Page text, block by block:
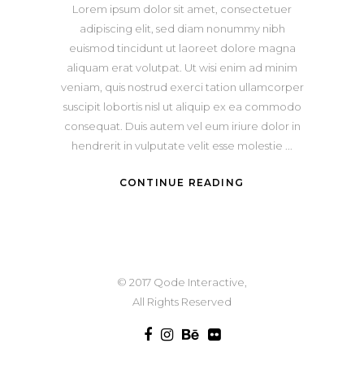
Lorem ipsum dolor sit amet, consectetuer
adipiscing elit, sed diam nonummy nibh
euismod tincidunt ut laoreet dolore magna
aliquam erat volutpat. Ut wisi enim ad minim
veniam, quis nostrud exerci tation ullamcorper
suscipit lobortis nisl ut aliquip ex ea commodo
consequat. Duis autem vel eum iriure dolor in
hendrerit in vulputate velit esse molestie
CONTINUE READING
© 2017 Qode Interactive,
All Rights Reserved